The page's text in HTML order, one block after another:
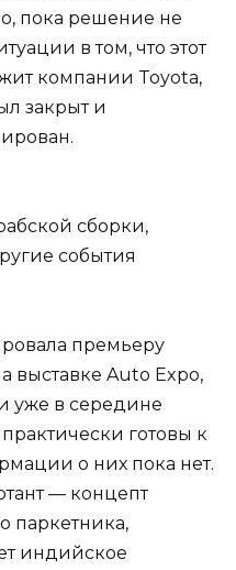
пока решение не
в том, что этот
компании Toyota,
закрыт и
премьеру
выставке Auto Expo,
уже в середине
готовы к
о них пока нет.
— концепт
паркетника,
индийское